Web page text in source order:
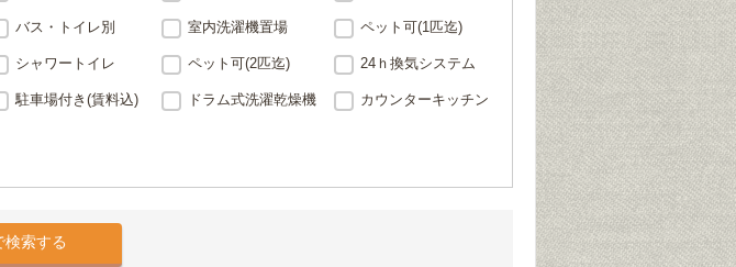
バス・トイレ別 室内洗濯機置場 ペット可(1匹迄)
シャワートイレ ペット可(2匹迄) 24ｈ換気システム
駐車場付き(賃料込) ドラム式洗濯乾燥機 カウンターキッチン